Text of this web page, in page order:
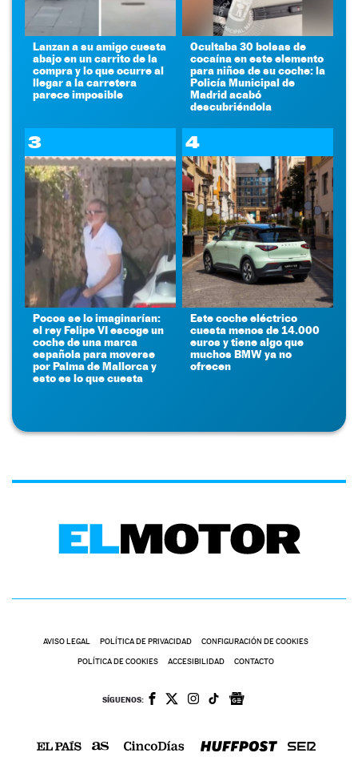
Lanzan a su amigo cuesta
abajo en un carrito de la
compra y lo que ocurre al
llegar a la carretera
parece imposible
Ocultaba 30 bolsas de
cocaína en este elemento
para niños de su coche: la
Policía Municipal de
Madrid acabó
descubriéndola
3
Pocos se lo imaginarían:
el rey Felipe VI escoge un
coche de una marca
española para moverse
por Palma de Mallorca y
esto es lo que cuesta
4
Este coche eléctrico
cuesta menos de 14.000
euros y tiene algo que
muchos BMW ya no
ofrecen
AVISO LEGAL POLÍTICA DE PRIVACIDAD CONFIGURACIÓN DE COOKIES
POLÍTICA DE COOKIES ACCESIBILIDAD CONTACTO
SÍGUENOS: